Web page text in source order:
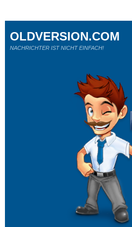
OLDVERSION.COM
NACHRICHTER IST NICHT EINFACH!